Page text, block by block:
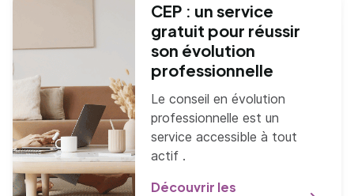
CEP : un service
gratuit pour réussir
son évolution
professionnelle
Le conseil en évolution
professionnelle est un
service accessible à tout
actif .
Découvrir les